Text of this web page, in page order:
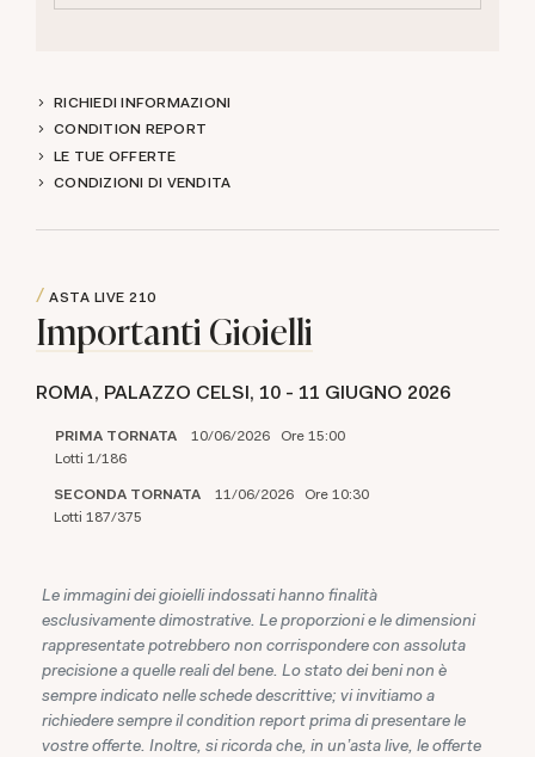
RICHIEDI INFORMAZIONI
CONDITION REPORT
LE TUE OFFERTE
CONDIZIONI DI VENDITA
ASTA LIVE 210
Importanti Gioielli
ROMA, PALAZZO CELSI, 10 - 11 GIUGNO 2026
PRIMA TORNATA 10/06/2026 Ore 15:00
Lotti 1/186
SECONDA TORNATA 11/06/2026 Ore 10:30
Lotti 187/375
Le immagini dei gioielli indossati hanno finalità
esclusivamente dimostrative. Le proporzioni e le dimensioni
rappresentate potrebbero non corrispondere con assoluta
precisione a quelle reali del bene. Lo stato dei beni non è
sempre indicato nelle schede descrittive; vi invitiamo a
richiedere sempre il condition report prima di presentare le
vostre offerte. Inoltre, si ricorda che, in un'asta live, le offerte